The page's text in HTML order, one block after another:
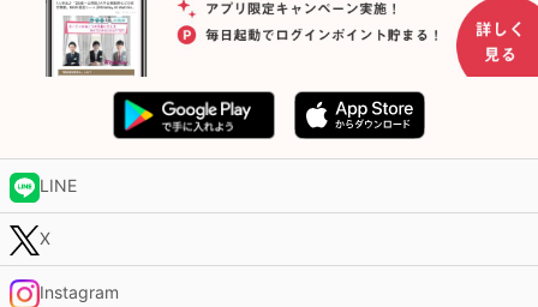
LINE
X
Instagram